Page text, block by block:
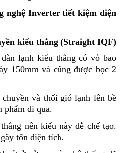
nghệ Inverter tiết kiệm điện
kiểu thẳng (Straight IQF)
dàn lạnh kiểu thẳng có vỏ bao
150mm và cũng được bọc 2
và thổi gió lạnh lên bề
phẩm đi qua.
nên kiểu này dễ chế tạo.
tốn diện tích.